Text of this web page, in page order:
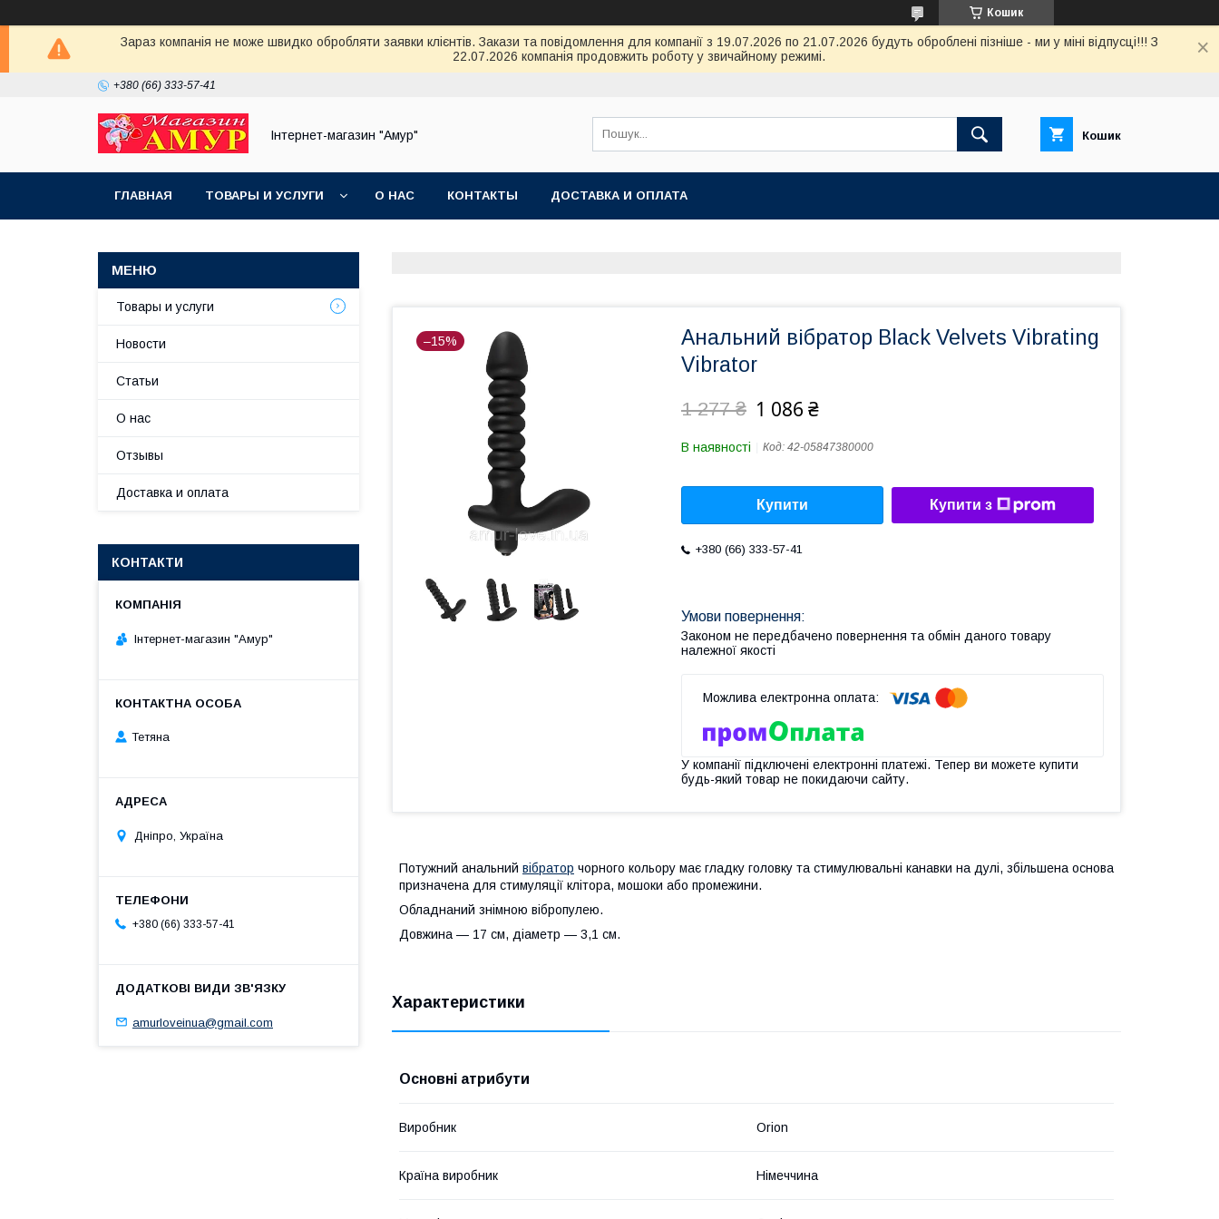
Кошик
Зараз компанія не може швидко обробляти заявки клієнтів. Закази та повідомлення для компанії з 19.07.2026 по 21.07.2026 будуть оброблені пізніше - ми у міні відпусці!!! З
22.07.2026 компанія продовжить роботу у звичайному режимі.
+380 (66) 333-57-41
Інтернет-магазин "Амур" Кошик
ГЛАВНАЯ ТОВАРЫ И УСЛУГИ О НАС КОНТАКТЫ ДОСТАВКА И ОПЛАТА
–15%
Анальний вібратор Black Velvets Vibrating
Vibrator
1 277 ₴ 1 086 ₴
В наявності Код: 42-05847380000
Купити Купити з
+380 (66) 333-57-41
Законом не передбачено повернення та обмін даного товару
належної якості
У компанії підключені електронні платежі. Тепер ви можете купити
будь-який товар не покидаючи сайту.
Потужний анальний вібратор чорного кольору має гладку головку та стимулювальні канавки на дулі, збільшена основа
призначена для стимуляції клітора, мошоки або промежини.
Обладнаний знімною вібропулею.
Довжина — 17 см, діаметр — 3,1 см.
Характеристики
Основні атрибути
Виробник Orion
Країна виробник Німеччина
Товары и услуги
Новости
Статьи
О нас
Отзывы
Доставка и оплата
КОНТАКТИ
Інтернет-магазин "Амур"
Тетяна
Дніпро, Україна
+380 (66) 333-57-41
amurloveinua@gmail.com